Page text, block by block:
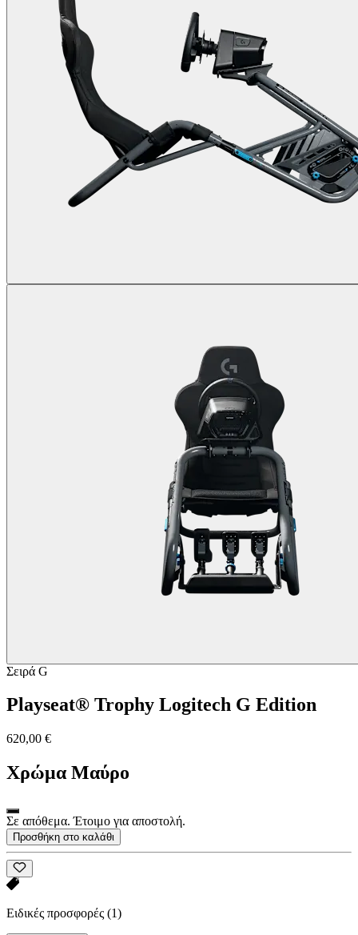
Σειρά G
Playseat® Trophy Logitech G Edition
620,00 €
Χρώμα Μαύρο
Σε απόθεμα. Έτοιμο για αποστολή.
Προσθήκη στο καλάθι
Ειδικές προσφορές (1)